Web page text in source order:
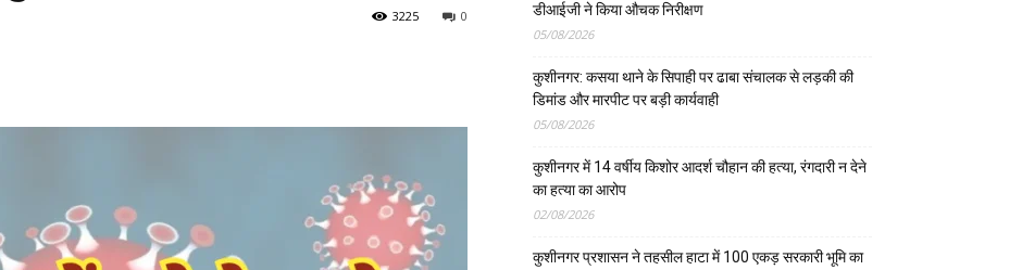
0
3225
डीआईजी ने किया औचक निरीक्षण
05/08/2026
कुशीनगर: कसया थाने के सिपाही पर ढाबा संचालक से लड़की की
डिमांड और मारपीट पर बड़ी कार्यवाही
05/08/2026
कुशीनगर में 14 वर्षीय किशोर आदर्श चौहान की हत्या, रंगदारी न देने
का हत्या का आरोप
02/08/2026
कुशीनगर प्रशासन ने तहसील हाटा में 100 एकड़ सरकारी भूमि का